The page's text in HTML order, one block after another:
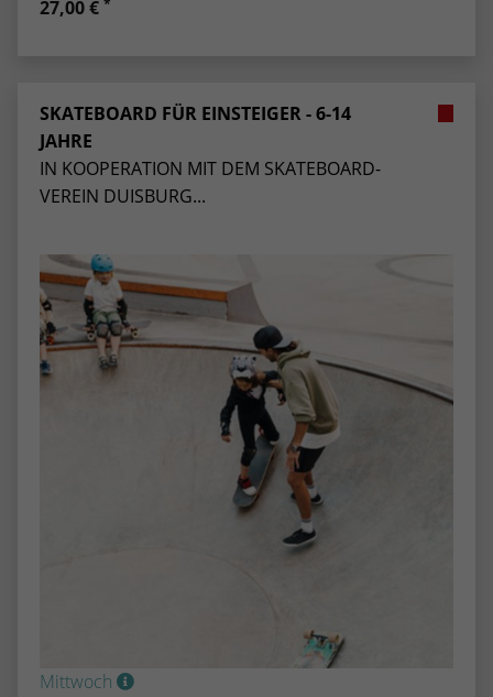
27,00 €
SKATEBOARD FÜR EINSTEIGER - 6-14
JAHRE
IN KOOPERATION MIT DEM SKATEBOARD-
VEREIN DUISBURG...
Mittwoch